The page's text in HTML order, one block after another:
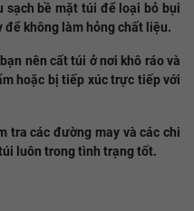
sạch bề mặt túi để loại bỏ bụi
để không làm hỏng chất liệu.
nên cất túi ở nơi khô ráo và
hoặc bị tiếp xúc trực tiếp với
tra các đường may và các chi
luôn trong tình trạng tốt.